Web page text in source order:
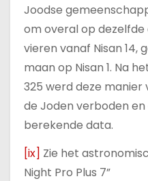
Joodse
om overal op
vieren vanaf Nisan 14,
maan op Nisan 1. Na
325 werd deze
de Joden verboden
berekende data.
[ix] Zie het
Night Pro Plus 7”